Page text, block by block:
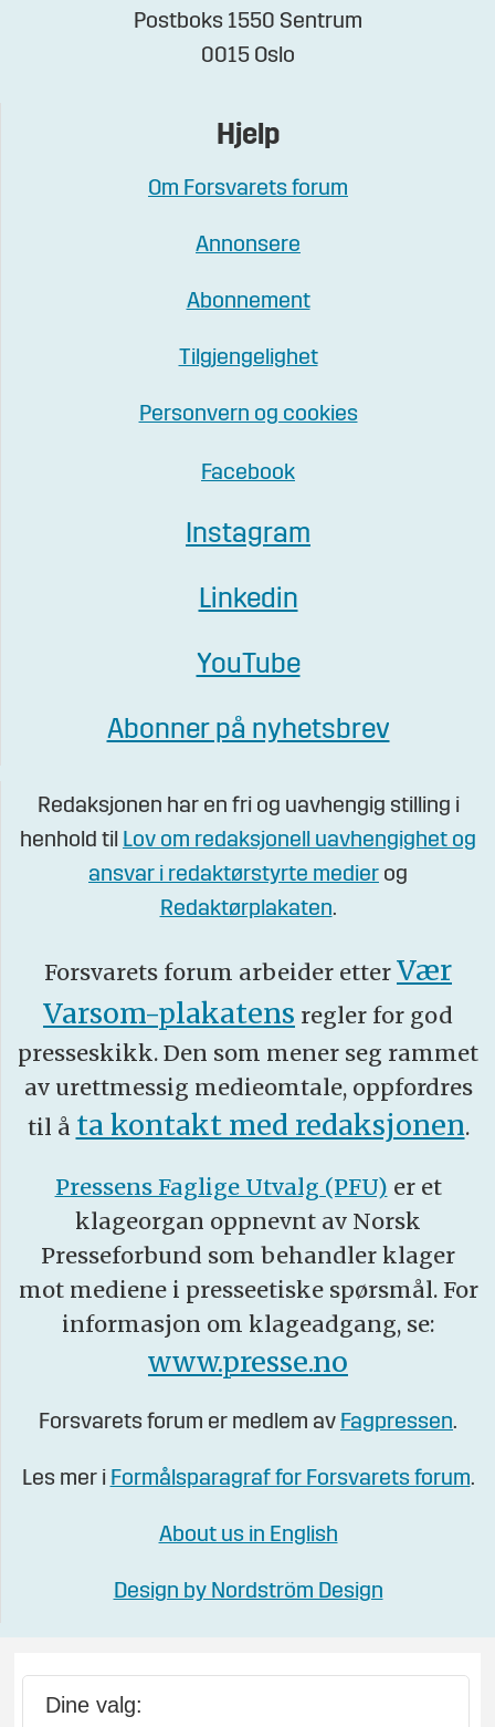
Postboks 1550 Sentrum
0015 Oslo
Hjelp
Om Forsvarets forum
Annonsere
Abonnement
Tilgjengelighet
Personvern og cookies
Facebook
Instagram
Linkedin
YouTube
Abonner på nyhetsbrev
Redaksjonen har en fri og uavhengig stilling i
henhold til Lov om redaksjonell uavhengighet og
ansvar i redaktørstyrte medier og
Redaktørplakaten.
Forsvarets forum arbeider etter Vær
Varsom-plakatens regler for god
presseskikk. Den som mener seg rammet
av urettmessig medieomtale, oppfordres
til å ta kontakt med redaksjonen.
Pressens Faglige Utvalg (PFU) er et
klageorgan oppnevnt av Norsk
Presseforbund som behandler klager
mot mediene i presseetiske spørsmål. For
informasjon om klageadgang, se:
www.presse.no
Forsvarets forum er medlem av Fagpressen.
Les mer i Formålsparagraf for Forsvarets forum.
About us in English
Design by Nordström Design
Dine valg: